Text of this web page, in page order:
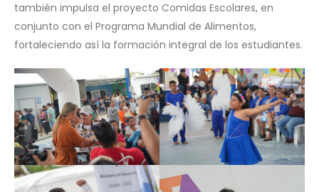
también impulsa el proyecto Comidas Escolares, en
conjunto con el Programa Mundial de Alimentos,
fortaleciendo así la formación integral de los estudiantes.